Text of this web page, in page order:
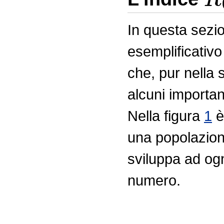
In questa
che, pur nella
alcuni
Nella figura 1
una
sviluppa ad
numero.